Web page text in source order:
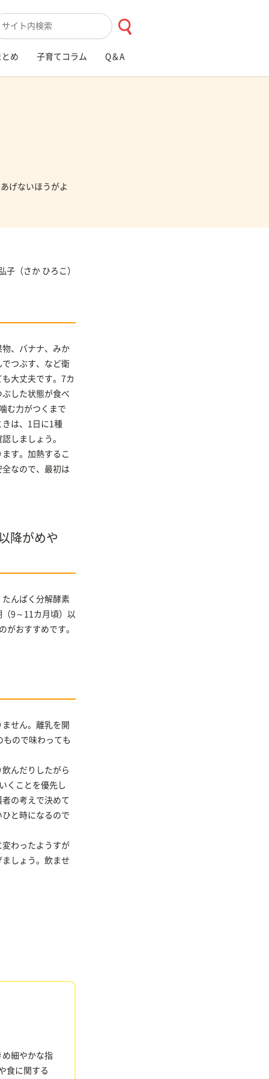
キーワード入力
とめ 子育てコラム Q＆A
げないほうがよ
子 （さか ひろこ）
、バナナ、みか
つぶす、など衛
大丈夫です。7カ
した状態が食べ
む力がつくまで
きは、1日に1種
しましょう。
す。加熱するこ
なので、最初は
降がめや
んぱく分解酵素
9～11カ月頃）以
がおすすめです。
せん。離乳を開
ので味わっても
んだりしたがら
くことを優先し
の考えで決めて
と時になるので
わったようすが
しょう。飲ませ
め細やかな指
食に関する